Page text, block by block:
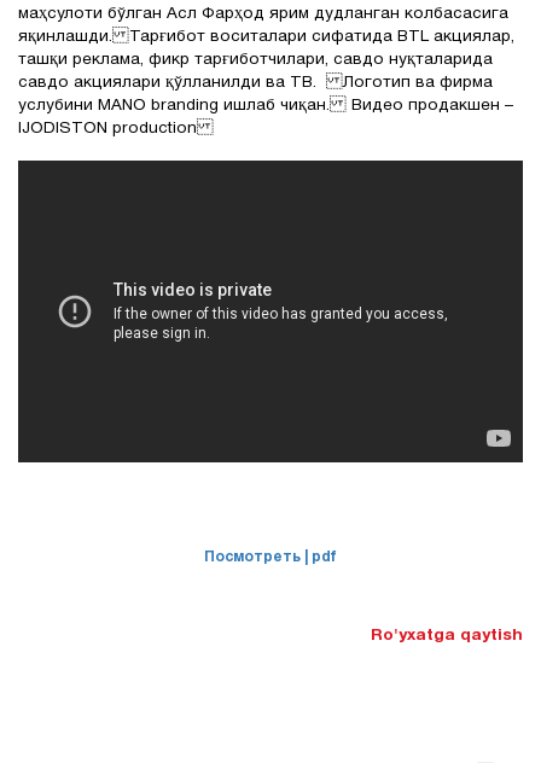
маҳсулоти бўлган Асл Фарҳод ярим дудланган колбасасига
яқинлашди. Тарғибот воситалари сифатида BTL акциялар,
ташқи реклама, фикр тарғиботчилари, савдо нуқталарида
савдо акциялари қўлланилди ва ТВ. Логотип ва фирма
услубини MANO branding ишлаб чиқан. Видео продакшен –
IJODISTON production
Посмотреть | pdf
Ro'yxatga qaytish